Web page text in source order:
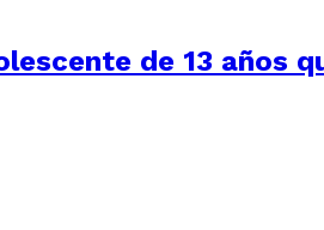
de 13 años